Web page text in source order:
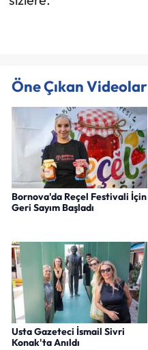
Öne Çıkan Videolar
Bornova'da Reçel Festivali İçin
Geri Sayım Başladı
Usta Gazeteci İsmail Sivri
Konak'ta Anıldı